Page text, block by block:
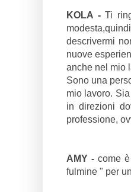
KOLA -Ti
descrivermi
nuove
anche nel mio
Sono una
mio lavoro.
in direzioni
professione,
AMY - come
fulmine " per